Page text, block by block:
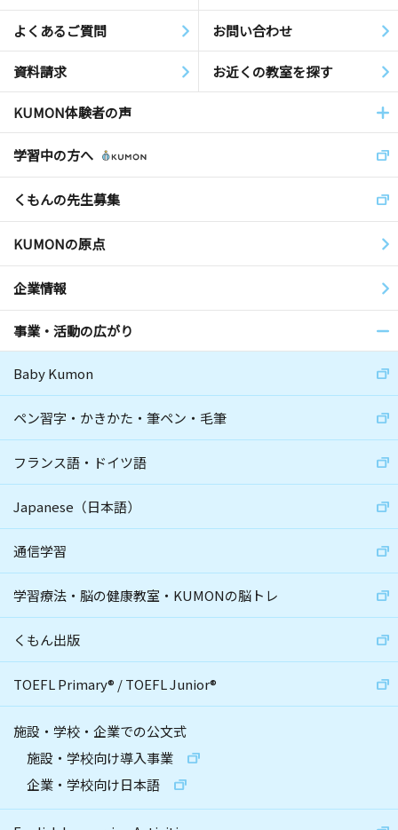
よくあるご質問 お問い合わせ
資料請求 お近くの教室を探す
KUMON体験者の声
学習中の方へ
くもんの先生募集
KUMONの原点
企業情報
事業・活動の広がり
Baby Kumon
ペン習字・かきかた・筆ペン・毛筆
フランス語・ドイツ語
Japanese（日本語）
通信学習
学習療法・脳の健康教室・KUMONの脳トレ
くもん出版
TOEFL Primary® /TOEFL Junior®
施設・学校・企業での公文式
施設・学校向け導入事業
企業・学校向け日本語